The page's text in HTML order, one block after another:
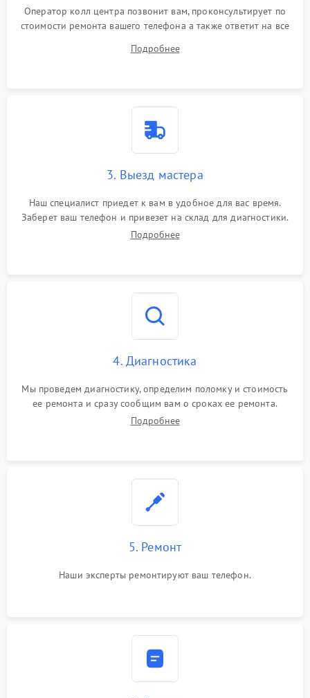
Оператор колл центра позвонит вам, проконсультирует по
стоимости ремонта вашего телефона а также ответит на все
Подробнее
3. Выезд мастера
Наш специалист приедет к вам в удобное для вас время.
Заберет ваш телефон и привезет на склад для диагностики.
Подробнее
4. Диагностика
Мы проведем диагностику, определим поломку и стоимость
ее ремонта и сразу сообщим вам о сроках ее ремонта.
Подробнее
5. Ремонт
Наши эксперты ремонтируют ваш телефон.